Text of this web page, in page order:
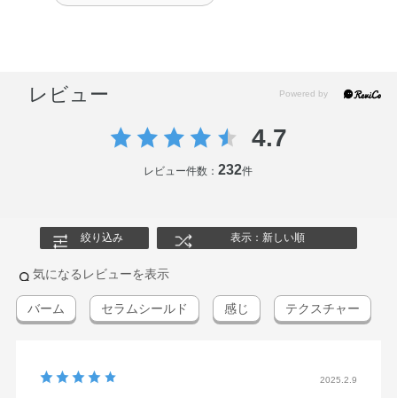
レビュー
4.7
レビュー件数：232件
絞り込み 表示：新しい順
気になるレビューを表示
バーム セラムシールド 感じ テクスチャー
2025.2.9